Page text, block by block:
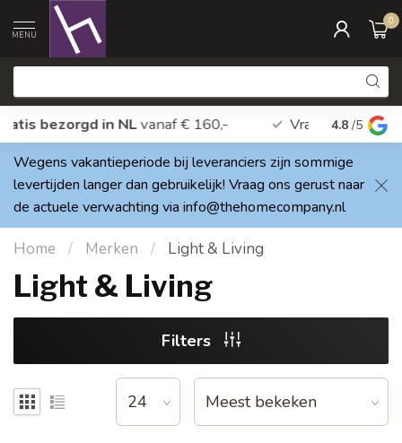
MENU
0
Gratis bezorgd in NLvanaf € 160,- Vragen?
4.8 /5
Wegens vakantieperiode bij leveranciers zijn sommige
levertijden langer dan gebruikelijk! Vraag ons gerust naar
de actuele verwachting via info@thehomecompany.nl
Home / Merken / Light & Living
Light & Living
Filters